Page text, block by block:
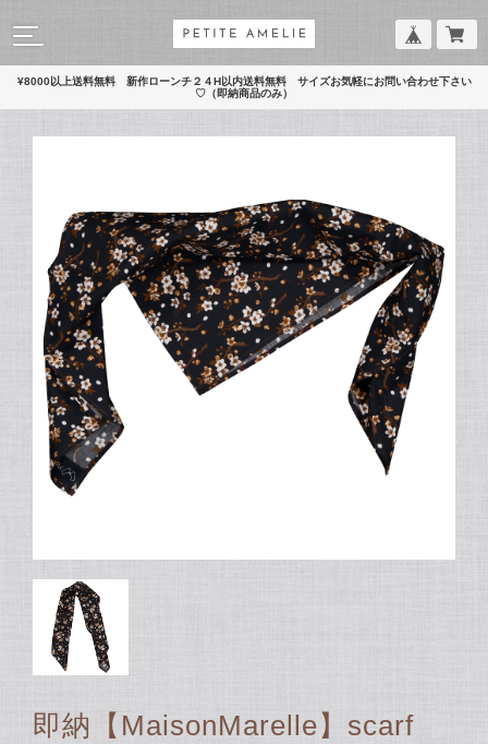
¥8000以上送料無料 新作ローンチ２４H以内送料無料 サイズお気軽にお問い合わせ下さい
♡（即納商品のみ）
即納【MaisonMarelle】scarf